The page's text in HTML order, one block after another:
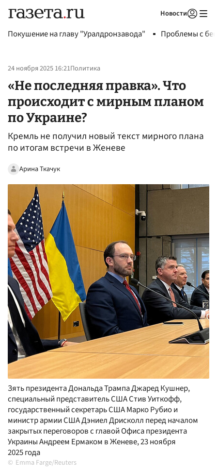
Новости
Покушение на главу "Уралдронзавода" Проблемы с
24 ноября 2025 16:21Политика
«Не последняя правка». Что
происходит с мирным планом
по Украине?
Кремль не получил новый текст мирного плана
по итогам встречи в Женеве
Арина Ткачук
Зять президента Дональда Трампа Джаред Кушнер,
специальный представитель США Стив Уиткофф,
государственный секретарь США Марко Рубио и
министр армии США Дэниел Дрисколл перед началом
закрытых переговоров с главой Офиса президента
Украины Андреем Ермаком в Женеве, 23 ноября
2025 года
Emma Farge/Reuters